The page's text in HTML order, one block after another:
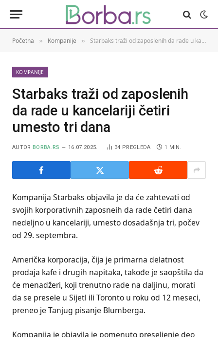
Početna » Kompanije » Starbaks traži od zaposlenih da rade u kancelariji četiri umesto tri dana
KOMPANIJE
Starbaks traži od zaposlenih
da rade u kancelariji četiri
umesto tri dana
AUTOR BORBA.RS 16.07.2025. 34 PREGLEDA 1 MIN.
Kompanija Starbaks objavila je da će zahtevati od
svojih korporativnih zaposneih da rade četiri dana
nedeljno u kancelariji, umesto dosadašnja tri, počev
od 29. septembra.
Američka korporacija, čija je primarna delatnost
prodaja kafe i drugih napitaka, takođe je saopštila da
će menadžeri, koji trenutno rade na daljinu, morati
da se presele u Sijetl ili Toronto u roku od 12 meseci,
preneo je Tanjug pisanje Blumberga.
Kompanija je objavila je pomenuto preseljenje deo